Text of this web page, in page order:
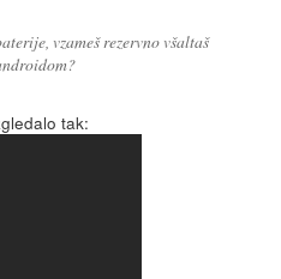
vzameš rezervno všaltaš
tak: